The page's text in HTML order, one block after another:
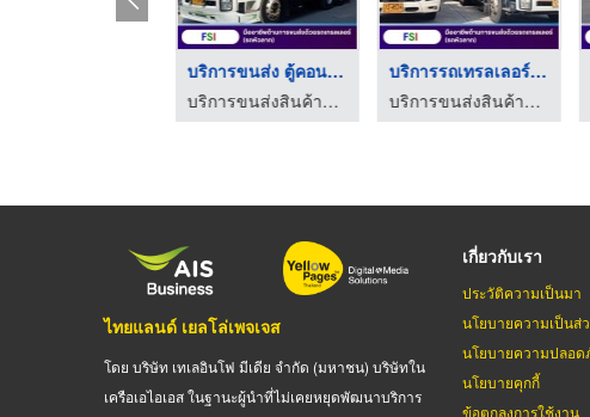
บริการขนส่ง ตู้คอนเท ...
บริการขนส่งสินค้าด้วยตู้คอนเทนเนอร์ fsi
บริการรถเทรลเลอร์ รั ...
บริการขนส่งสินค้าด้วยตู้คอนเทนเนอร์ fsi
ไทยแลนด์ เยลโล่เพจเจส
โดย บริษัท เทเลอินโฟ มีเดีย จำกัด (มหาชน) บริษัทใน
เครือเอไอเอส ในฐานะผู้นำที่ไม่เคยหยุดพัฒนาบริการ
เกี่ยวกับเรา
ประวัติความเป็นมา
นโยบายความเป็นส่
นโยบายความปลอด
นโยบายคุกกี้
ข้อตกลงการใช้งาน